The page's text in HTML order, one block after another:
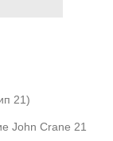
21)
John Crane 21